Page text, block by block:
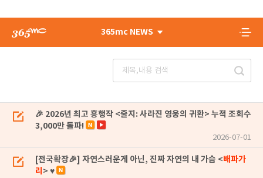
365mc NEWS
🎉 2026년 최고 흥행작 <줄지: 사라진 영웅의 귀환> 누적 조회수
3,000만 돌파!
2026-07-01
[전국확장🎉] 자연스러운게 아닌, 진짜 자연의 내 가슴 <배파가
리 > ♥